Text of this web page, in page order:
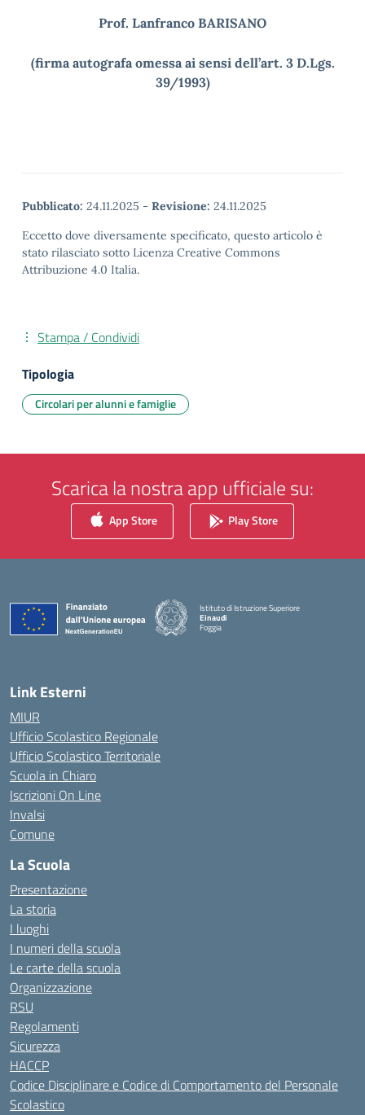
Prof. Lanfranco BARISANO
(firma autografa omessa ai sensi dell’art. 3 D.Lgs.
39/1993)
Pubblicato: 24.11.2025 - Revisione: 24.11.2025
Eccetto dove diversamente specificato, questo articolo è
stato rilasciato sotto Licenza Creative Commons
Attribuzione 4.0 Italia.
Stampa / Condividi
Tipologia
Circolari per alunni e famiglie
Scarica la nostra app ufficiale su:
App Store Play Store
Istituto di Istruzione Superiore
Einaudi
Foggia
— Visita la pagina iniziale della scuola
Link Esterni
MIUR
Ufficio Scolastico Regionale
Ufficio Scolastico Territoriale
Scuola in Chiaro
Iscrizioni On Line
Invalsi
Comune
La Scuola
Presentazione
La storia
I luoghi
I numeri della scuola
Le carte della scuola
Organizzazione
RSU
Regolamenti
Sicurezza
HACCP
Codice Disciplinare e Codice di Comportamento del Personale
Scolastico